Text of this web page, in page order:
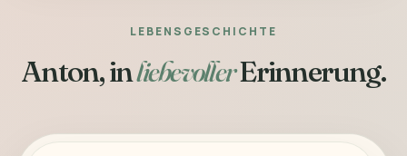
LEBENSGESCHICHTE
Anton, inliebevollerErinnerung.